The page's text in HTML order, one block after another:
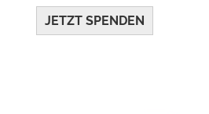
JETZT SPENDEN